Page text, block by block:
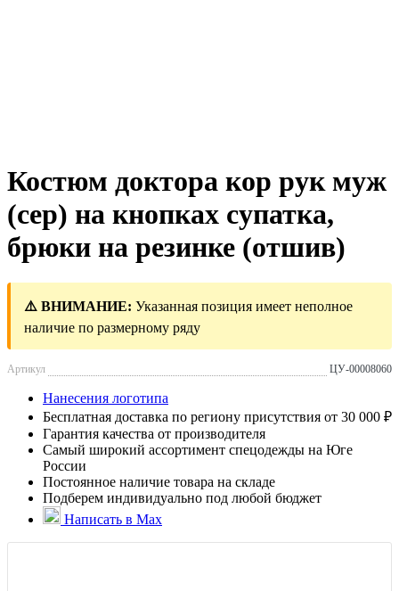
Костюм доктора кор рук муж
(сер) на кнопках супатка,
брюки на резинке (отшив)
⚠️ ВНИМАНИЕ: Указанная позиция имеет неполное
наличие по размерному ряду
Артикул ЦУ-00008060
Нанесения логотипа
Бесплатная доставка по региону присутствия от 30 000 ₽
Гарантия качества от производителя
Самый широкий ассортимент спецодежды на Юге
России
Постоянное наличие товара на складе
Подберем индивидуально под любой бюджет
Написать в Max